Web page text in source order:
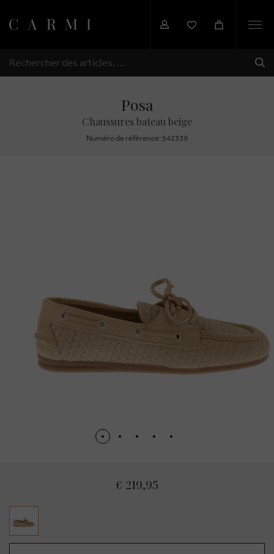
RECHERCHER
Posa
Chaussures bateau beige
Numéro de réfèrence: 542339
€ 219,95